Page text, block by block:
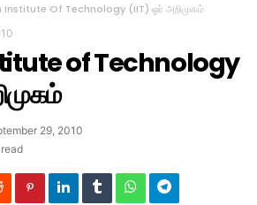
Institute Of Technology (IIT) ஓர் அறிமுகம்
of Technology
29, 2010